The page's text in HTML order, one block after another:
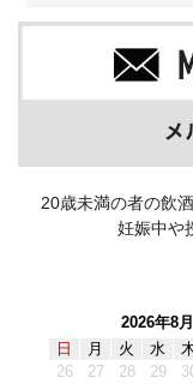
20歳未満の者の飲
妊娠中や
2026年8月
日
月 火 水
26
27 28 29